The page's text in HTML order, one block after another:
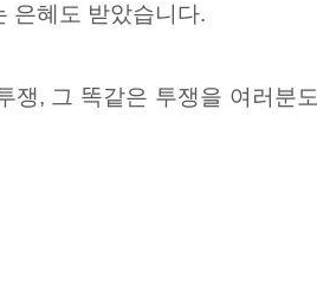
은혜도 받았습니다.
쟁, 그 똑같은 투쟁을 여러분